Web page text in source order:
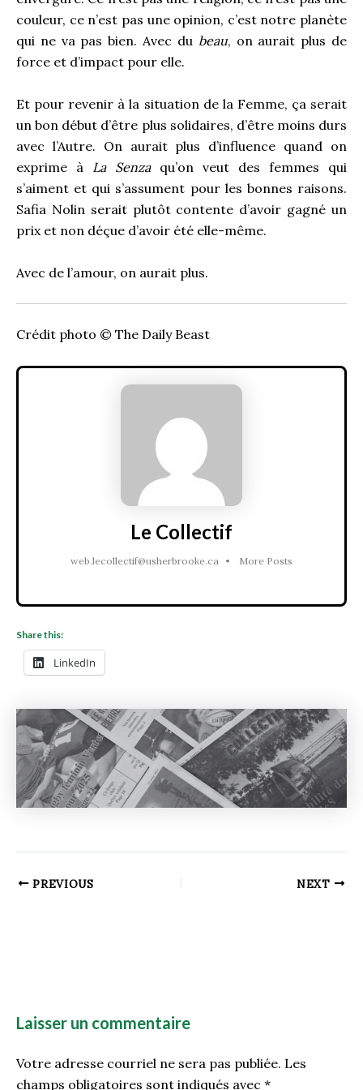
couleur, ce n’est pas une opinion, c’est notre planète
qui ne va pas bien. Avec du beau, on aurait plus de
force et d’impact pour elle.
Et pour revenir à la situation de la Femme, ça serait
un bon début d’être plus solidaires, d’être moins durs
avec l’Autre. On aurait plus d’influence quand on
exprime à La Senzaqu’on veut des femmes qui
s’aiment et qui s’assument pour les bonnes raisons.
Safia Nolin serait plutôt contente d’avoir gagné un
prix et non déçue d’avoir été elle-même.
Avec de l’amour, on aurait plus.
Crédit photo © The Daily Beast
Le Collectif
web.lecollectif@usherbrooke.ca • More Posts
Share this:
LinkedIn
PREVIOUS NEXT
Laisser un commentaire
Votre adresse courriel ne sera pas publiée. Les
champs obligatoires sont indiqués avec *